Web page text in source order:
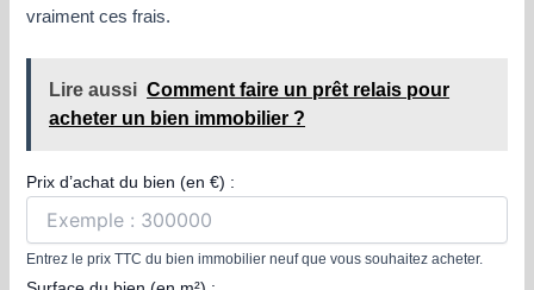
vraiment ces frais.
Lire aussi Comment faire un prêt relais pour
acheter un bien immobilier ?
Prix d’achat du bien (en €) :
Entrez le prix TTC du bien immobilier neuf que vous souhaitez acheter.